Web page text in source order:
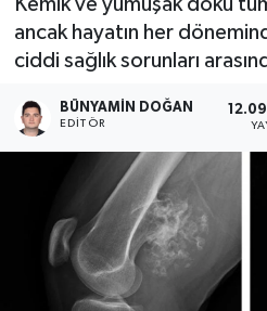
ancak hayatın her
ciddi sağlık sorunları
BÜNYAMIN DOĞAN
EDITÖR
Domaniç
Eğitim
Ekonomi
Emet